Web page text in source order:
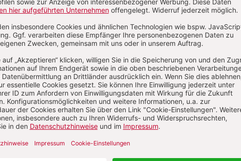
Von Benedikt Kranemann
1. Juni 2026S. 132
Frömmigkeit Von Christof Rudolf Kraus